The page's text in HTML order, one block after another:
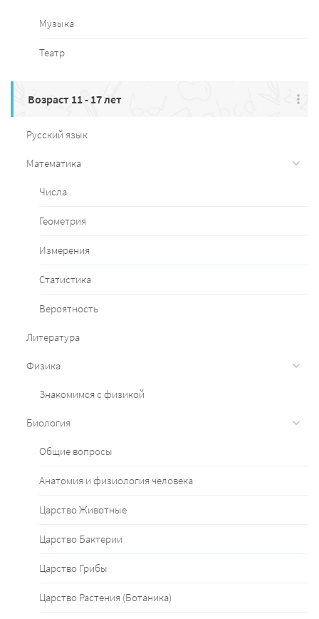
Музыка
Театр
Возраст 11 - 17 лет
Русский язык
Математика
Числа
Геометрия
Измерения
Статистика
Вероятность
Литература
Физика
Знакомимся с физикой
Биология
Общие вопросы
Анатомия и физиология человека
Царство Животные
Царство Бактерии
Царство Грибы
Царство Растения (Ботаника)